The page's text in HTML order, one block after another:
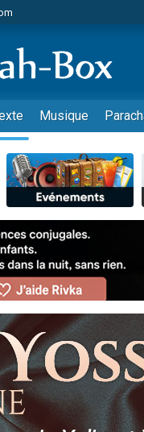
Rivka, 6 enfants, victime de
de Vacances Pour les
de vacances aux Orphelins
la jambe de Yohan
Musique